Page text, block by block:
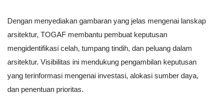
Dengan menyediakan gambaran yang jelas mengenai lanskap
arsitektur, TOGAF membantu pembuat keputusan
mengidentifikasi celah, tumpang tindih, dan peluang dalam
arsitektur. Visibilitas ini mendukung pengambilan keputusan
yang terinformasi mengenai investasi, alokasi sumber daya,
dan penentuan prioritas.